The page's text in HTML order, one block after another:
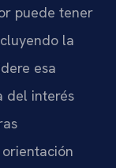
puede tener
la
esa
del interés